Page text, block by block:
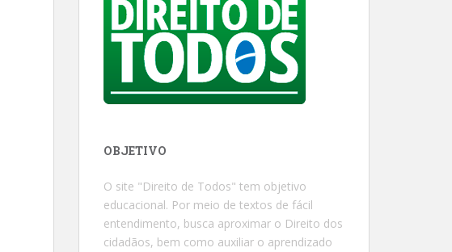
OBJETIVO
O site "Direito de Todos" tem objetivo
educacional. Por meio de textos de fácil
entendimento, busca aproximar o Direito dos
cidadãos, bem como auxiliar o aprendizado